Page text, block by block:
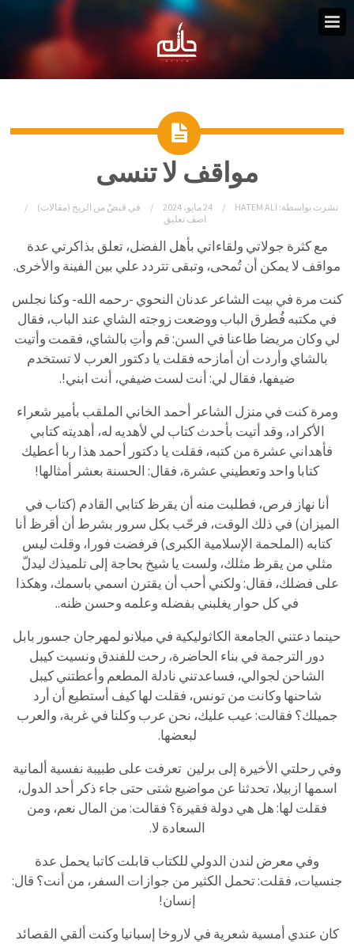
مواقف لا تنسى
نشرت بواسطة: HATEM ALI 24 مايو، 2024 في قبضٌ من الريح (مقالات)
اضف تعليق
مع كثرة جولاتي ولقاءاتي بأهل الفضل، تعلق بذاكرتي عدة
مواقف لا يمكن أن تُمحى، وتبقى تتردد علي بين الفينة والأخرى.
كنت مرة في بيت الشاعر عدنان النحوي -رحمه الله- وكنا نجلس
في مكتبه فُطرق الباب ووضعت زوجته الشاي عند الباب، فقال
لي وكان مريضا طاعنا في السن: قم وأتِ بالشاي، فقمت وأتيت
بالشاي وأردت أن أمازحه فقلت يا دكتور العرب لا تستخدم
ضيفها، فقال لي: أنت لست ضيفي، أنت ابني!.
ومرة كنت في منزل الشاعر أحمد الخاني الملقب بأمير شعراء
الأكراد، وقد أتيت بأحدث كتاب لي لأهديه له، أهديته كتابي
فأهداني عشرة من كتبه، فقلت يا دكتور أحمد هذا ربا أعطيك
كتابا واحد وتعطيني عشرة، فقال: الحسنة بعشر أمثالها!
أنا نهاز فرص، فطلبت منه أن يقرظ كتابي القادم (كتاب في
الميزان) في ذلك الوقت، فرحّب بكل سرور بشرط أن أقرظ أنا
كتابه (الملحمة الإسلامية الكبرى) فرفضت فورا، وقلت ليس
مثلي من يقرظ مثلك، ولست يا شيخ بحاجة إلى تلميذك ليدلّ
على فضلك، فقال: ولكني أحب أن يقترن اسمي باسمك، وهكذا
في كل حوار يغلبني بفضله وعلمه وحسن ظنه..
حينما دعتني الجامعة الكاثوليكية في ميلانو لمهرجان جسور بابل
دور الترجمة في بناء الحاضرة، رحت للفندق ونسيت كيبل
الشاحن لجوالي، فساعدتني نادلة المطعم وأعطتني كيبل
شاحنها وكانت من تونس، فقلت لها كيف أستطيع أن أرد
جميلك؟ فقالت: عيب عليك، نحن عرب وكلنا في غربة، والعرب
لبعضها.
وفي رحلتي الأخيرة إلى برلين تعرفت على طبيبة نفسية ألمانية
اسمها ازبيلا، تحدثنا عن مواضيع شتى حتى جاء ذكر أحد الدول،
فقلت لها: هل هي دولة فقيرة؟ فقالت: من المال نعم، ومن
السعادة لا.
وفي معرض لندن الدولي للكتاب قابلت كاتبا يحمل عدة
جنسيات، فقلت: تحمل الكثير من جوازات السفر، من أنت؟ قال:
إنسان!
كان عندي أمسية شعرية في لاروخا إسبانيا وكنت ألقي القصائد